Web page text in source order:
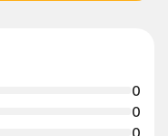
0
0
0